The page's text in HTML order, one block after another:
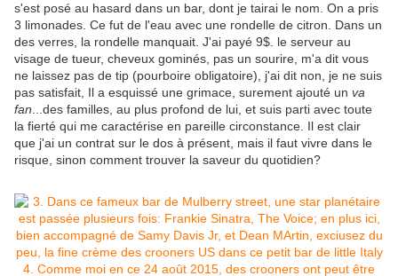
s'est posé au hasard dans un bar, dont je tairai le nom. On a pris
3 limonades. Ce fut de l'eau avec une rondelle de citron. Dans un
des verres, la rondelle manquait. J'ai payé 9$. le serveur au
visage de tueur, cheveux gominés, pas un sourire, m'a dit vous
ne laissez pas de tip (pourboire obligatoire), j'ai dit non, je ne suis
pas satisfait, Il a esquissé une grimace, surement ajouté un va
fan ...des familles, au plus profond de lui, et suis parti avec toute
la fierté qui me caractérise en pareille circonstance. Il est clair
que j'ai un contrat sur le dos à présent, mais il faut vivre dans le
risque, sinon comment trouver la saveur du quotidien?